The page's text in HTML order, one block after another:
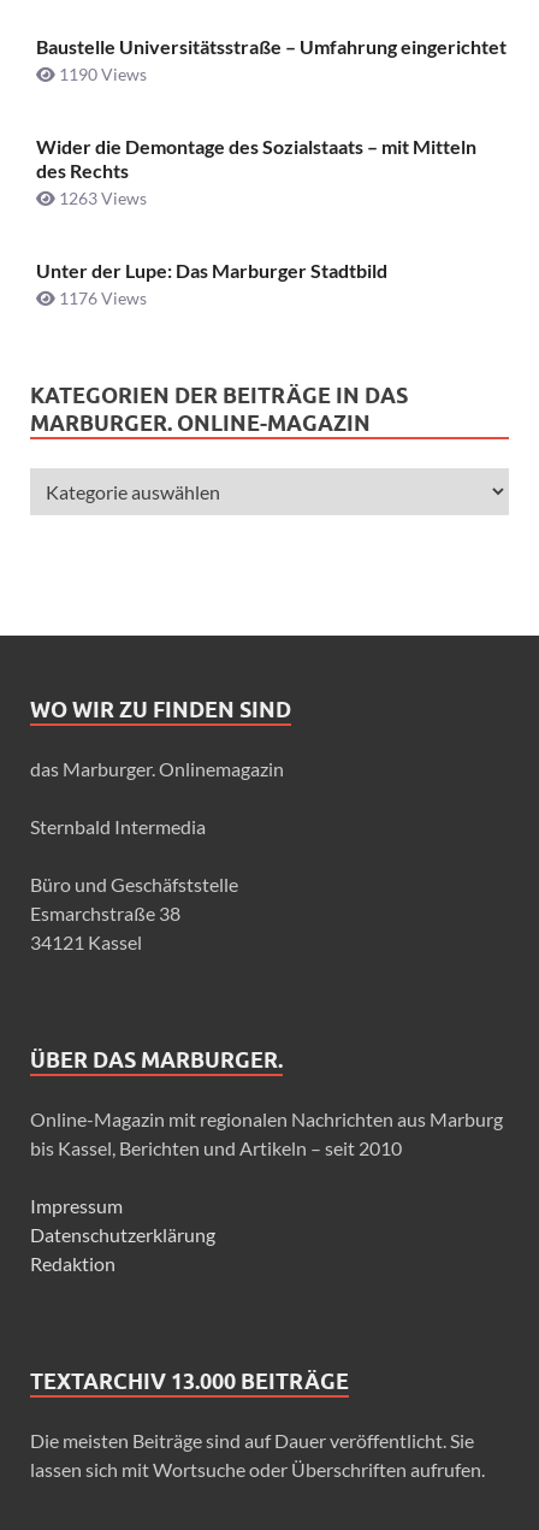
Baustelle Universitätsstraße ­– Umfahrung eingerichtet
1190 Views
Wider die Demontage des Sozialstaats – mit Mitteln
des Rechts
1263 Views
Unter der Lupe: Das Marburger Stadtbild
1176 Views
KATEGORIEN DER BEITRÄGE IN DAS
MARBURGER. ONLINE-MAGAZIN
WO WIR ZU FINDEN SIND
das Marburger. Onlinemagazin
Sternbald Intermedia
Büro und Geschäfststelle
Esmarchstraße 38
34121 Kassel
ÜBER DAS MARBURGER.
Online-Magazin mit regionalen Nachrichten aus Marburg
bis Kassel, Berichten und Artikeln – seit 2010
Impressum
Datenschutzerklärung
Redaktion
TEXTARCHIV 13.000 BEITRÄGE
Die meisten Beiträge sind auf Dauer veröffentlicht. Sie
lassen sich mit Wortsuche oder Überschriften aufrufen.